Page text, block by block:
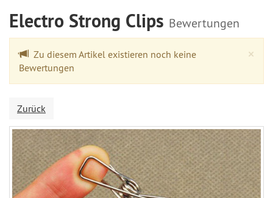
Electro Strong Clips Bewertungen
×
Zu diesem Artikel existieren noch keine
Bewertungen
Zurück